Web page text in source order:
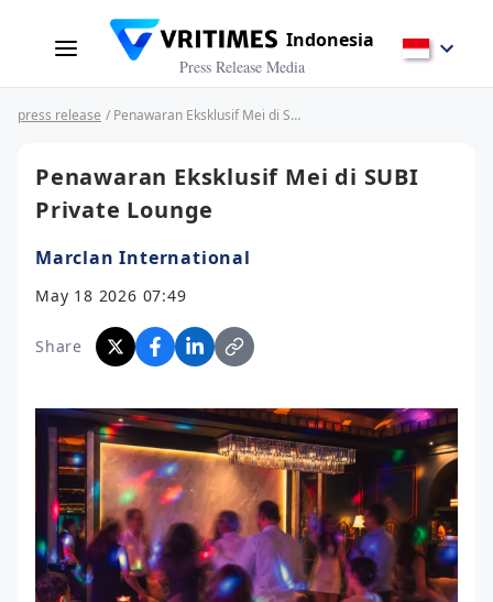
Indonesia
Press Release Media
press release / Penawaran Eksklusif Mei di SUBI Private Lounge
Penawaran Eksklusif Mei di SUBI
Private Lounge
Marclan International
May 18 2026 07:49
Share